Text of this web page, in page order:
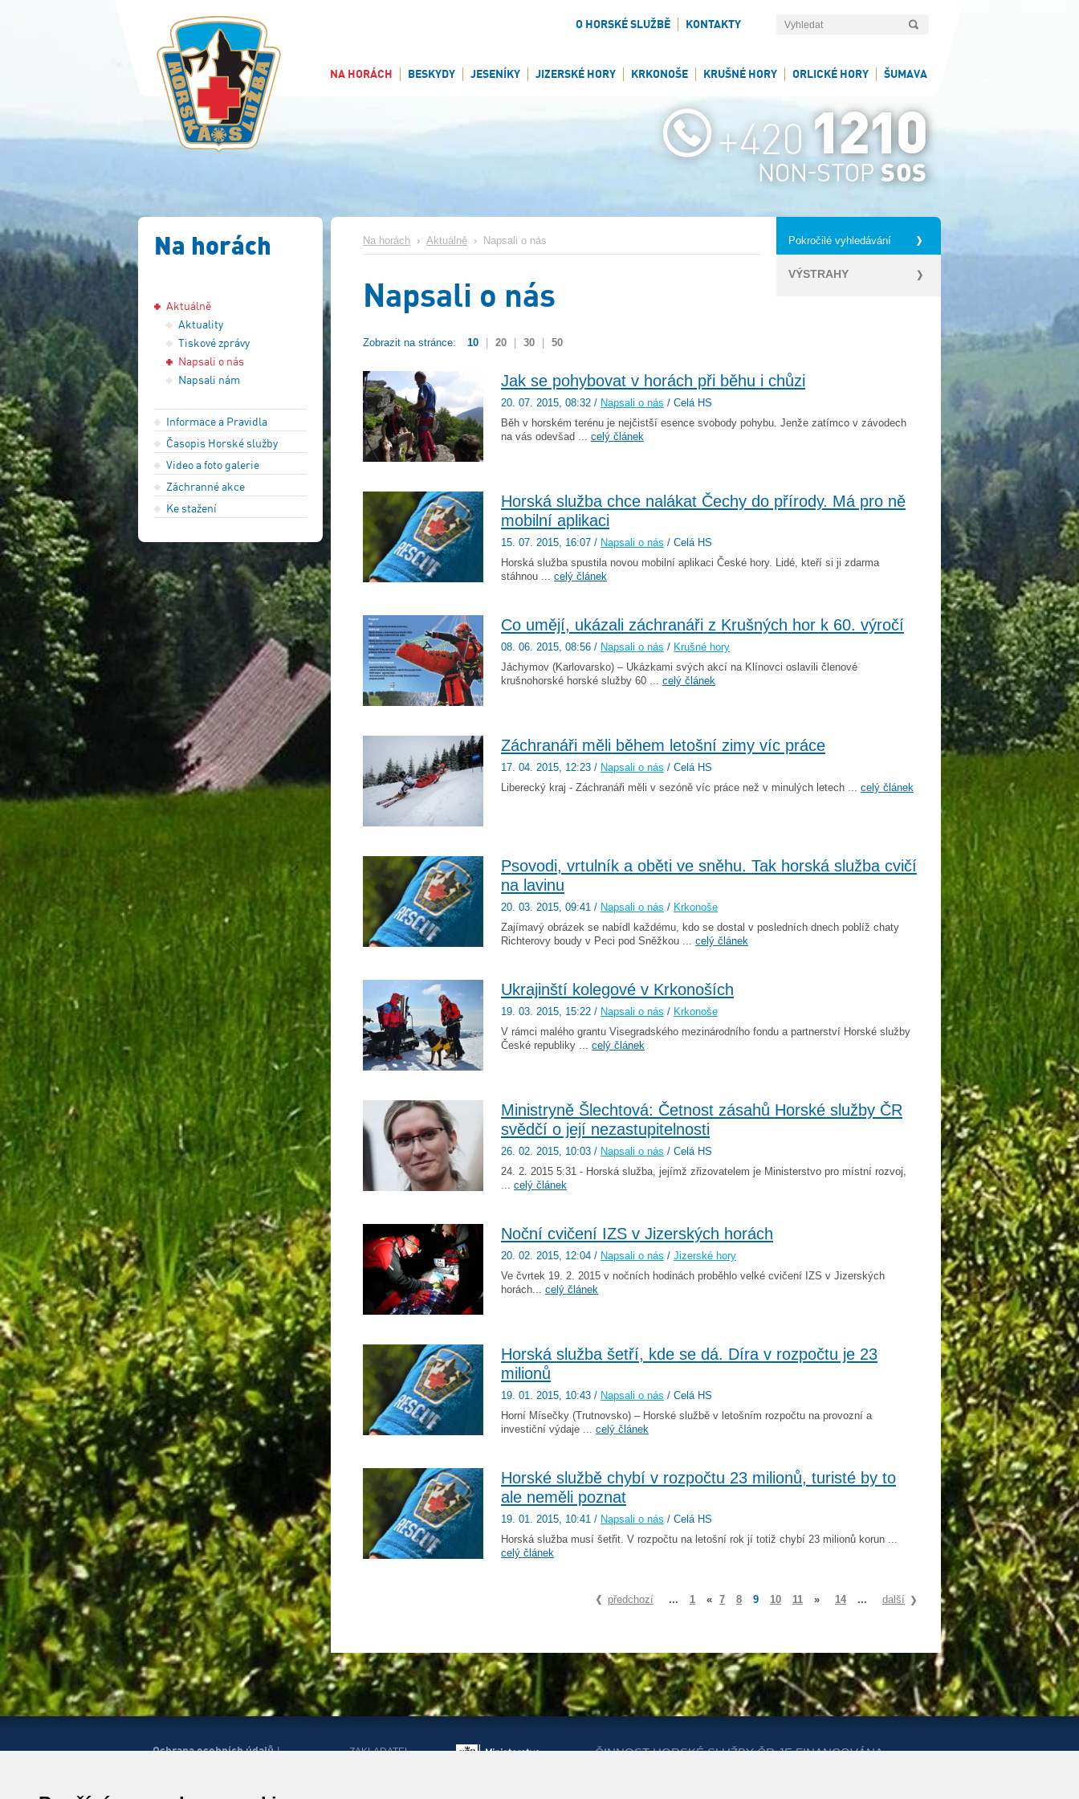
O HORSKÉ SLUŽBĚ KONTAKTY
NA HORÁCH BESKYDY JESENÍKY JIZERSKÉ HORY KRKONOŠE KRUŠNÉ HORY ORLICKÉ HORY ŠUMAVA
Na horách
Aktuálně
Aktuality
Tiskové zprávy
Napsali o nás
Napsali nám
Informace a Pravidla
Časopis Horské služby
Video a foto galerie
Záchranné akce
Ke stažení
Pokročilé vyhledávání
VÝSTRAHY
Na horách › Aktuálně › Napsali o nás
Napsali o nás
Zobrazit na stránce: 10 20 30 50
Jak se pohybovat v horách při běhu i chůzi
20. 07. 2015, 08:32 / Napsali o nás / Celá HS
Běh v horském terénu je nejčistší esence svobody pohybu. Jenže zatímco v závodech
na vás odevšad ... celý článek
Horská služba chce nalákat Čechy do přírody. Má pro ně
mobilní aplikaci
15. 07. 2015, 16:07 / Napsali o nás / Celá HS
Horská služba spustila novou mobilní aplikaci České hory. Lidé, kteří si ji zdarma
stáhnou ... celý článek
Co umějí, ukázali záchranáři z Krušných hor k 60. výročí
08. 06. 2015, 08:56 / Napsali o nás / Krušné hory
Jáchymov (Karlovarsko) – Ukázkami svých akcí na Klínovci oslavili členové
krušnohorské horské služby 60 ... celý článek
Záchranáři měli během letošní zimy víc práce
17. 04. 2015, 12:23 / Napsali o nás / Celá HS
Liberecký kraj - Záchranáři měli v sezóně víc práce než v minulých letech ... celý článek
Psovodi, vrtulník a oběti ve sněhu. Tak horská služba cvičí
na lavinu
20. 03. 2015, 09:41 / Napsali o nás / Krkonoše
Zajímavý obrázek se nabídl každému, kdo se dostal v posledních dnech poblíž chaty
Richterovy boudy v Peci pod Sněžkou ... celý článek
Ukrajinští kolegové v Krkonoších
19. 03. 2015, 15:22 / Napsali o nás / Krkonoše
V rámci malého grantu Visegradského mezinárodního fondu a partnerství Horské služby
České republiky ... celý článek
Ministryně Šlechtová: Četnost zásahů Horské služby ČR
svědčí o její nezastupitelnosti
26. 02. 2015, 10:03 / Napsali o nás / Celá HS
24. 2. 2015 5:31 - Horská služba, jejímž zřizovatelem je Ministerstvo pro místní rozvoj,
... celý článek
Noční cvičení IZS v Jizerských horách
20. 02. 2015, 12:04 / Napsali o nás / Jizerské hory
Ve čvrtek 19. 2. 2015 v nočních hodinách proběhlo velké cvičení IZS v Jizerských
horách... celý článek
Horská služba šetří, kde se dá. Díra v rozpočtu je 23
milionů
19. 01. 2015, 10:43 / Napsali o nás / Celá HS
Horní Mísečky (Trutnovsko) – Horské službě v letošním rozpočtu na provozní a
investiční výdaje ... celý článek
Horské službě chybí v rozpočtu 23 milionů, turisté by to
ale neměli poznat
19. 01. 2015, 10:41 / Napsali o nás / Celá HS
Horská služba musí šetřit. V rozpočtu na letošní rok jí totiž chybí 23 milionů korun ...
celý článek
předchozí ... 1 « 7 8 9 10 11 » 14 ... další
Ochrana osobních údajů|
ZAKLADATEL
ČINNOST HORSKÉ SLUŽBY ČR JE FINANCOVÁNA